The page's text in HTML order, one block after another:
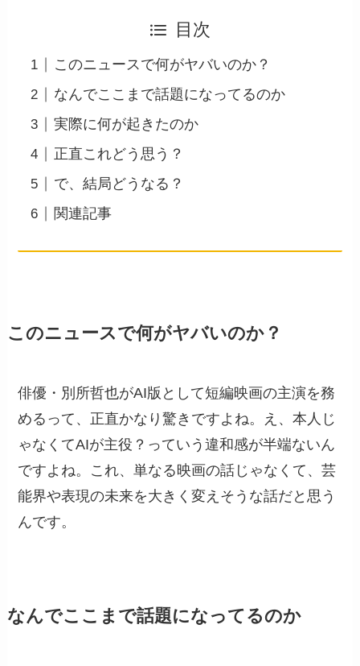
目次
このニュースで何がヤバいのか？
なんでここまで話題になってるのか
実際に何が起きたのか
正直これどう思う？
で、結局どうなる？
関連記事
このニュースで何がヤバいのか？
俳優・別所哲也がAI版として短編映画の主演を務
めるって、正直かなり驚きですよね。え、本人じ
ゃなくてAIが主役？っていう違和感が半端ないん
ですよね。これ、単なる映画の話じゃなくて、芸
能界や表現の未来を大きく変えそうな話だと思う
んです。
なんでここまで話題になってるのか